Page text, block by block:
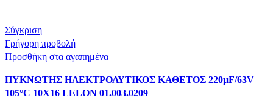
Σύγκριση
Γρήγορη προβολή
Προσθήκη στα αγαπημένα
ΠΥΚΝΩΤΗΣ ΗΛΕΚΤΡΟΛΥΤΙΚΟΣ ΚΑΘΕΤΟΣ 220μF/63V
105°C 10X16 LELON 01.003.0209